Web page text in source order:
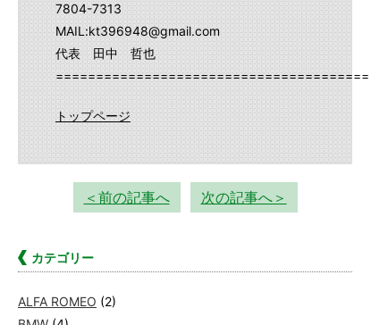
7804-7313
MAIL:kt396948@gmail.com
代表 田中 哲也
トップページ
＜前の記事へ 次の記事へ＞
カテゴリー
ALFA ROMEO (2)